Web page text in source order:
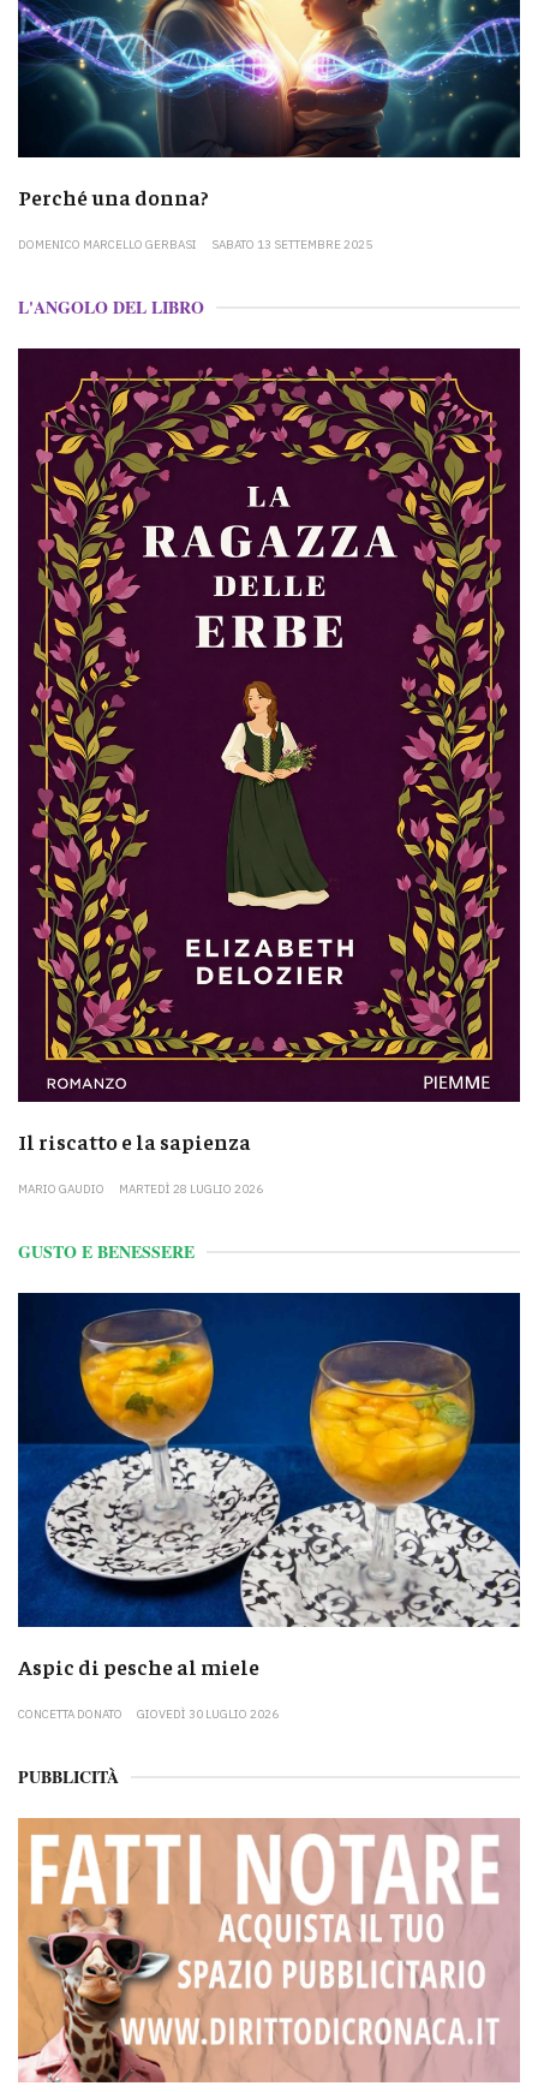
Perché una donna?
DOMENICO MARCELLO GERBASI SABATO 13 SETTEMBRE 2025
L'ANGOLO DEL LIBRO
Il riscatto e la sapienza
MARIO GAUDIO MARTEDÌ 28 LUGLIO 2026
GUSTO E BENESSERE
Aspic di pesche al miele
CONCETTA DONATO GIOVEDÌ 30 LUGLIO 2026
PUBBLICITÀ